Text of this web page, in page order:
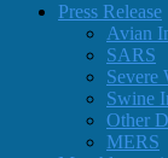
Press Release
Avian
SARS
Severe
Swine
Other
MERS